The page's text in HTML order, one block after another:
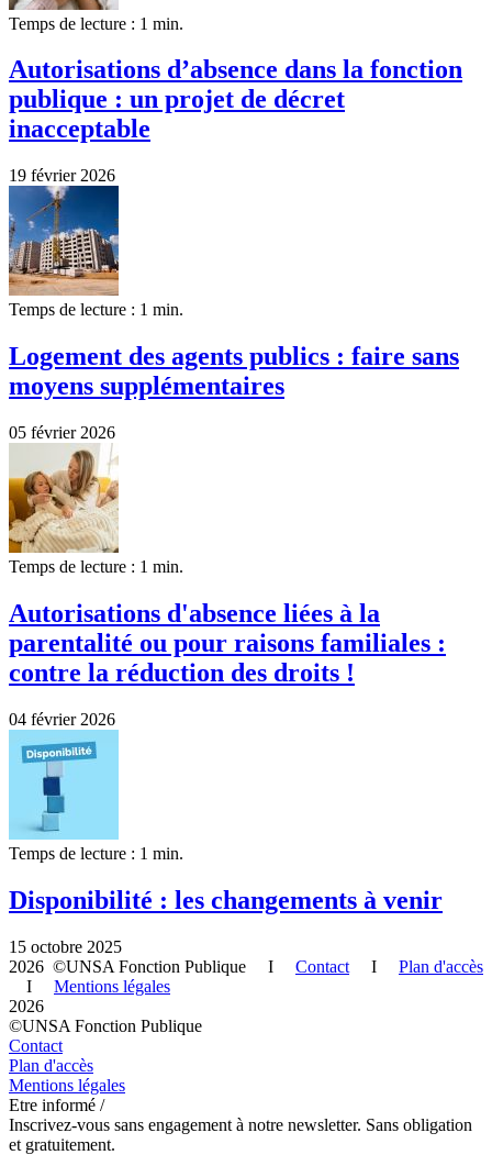
Temps de lecture : 1 min.
Autorisations d’absence dans la fonction
publique : un projet de décret
inacceptable
19 février 2026
Temps de lecture : 1 min.
Logement des agents publics : faire sans
moyens supplémentaires
05 février 2026
Temps de lecture : 1 min.
Autorisations d'absence liées à la
parentalité ou pour raisons familiales :
contre la réduction des droits !
04 février 2026
Temps de lecture : 1 min.
Disponibilité : les changements à venir
15 octobre 2025
2026 ©UNSA Fonction Publique I Contact I Plan d'accès
I Mentions légales
2026
©UNSA Fonction Publique
Contact
Plan d'accès
Mentions légales
Etre informé /
Inscrivez-vous sans engagement à notre newsletter. Sans obligation
et gratuitement.